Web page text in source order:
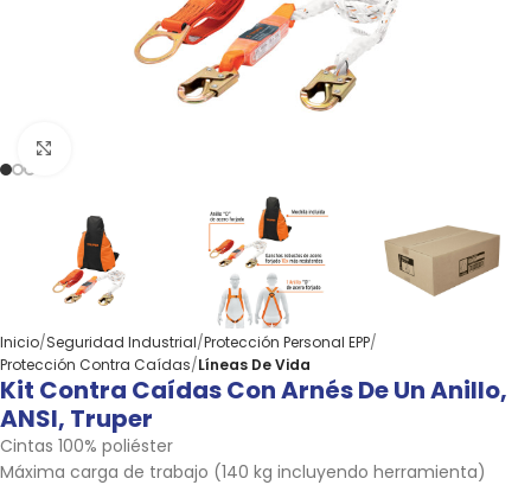
Inicio Seguridad Industrial Protección Personal EPP
Protección Contra Caídas Líneas De Vida
Kit Contra Caídas Con Arnés De Un Anillo,
ANSI, Truper
Cintas 100% poliéster
Máxima carga de trabajo (140 kg incluyendo herramienta)